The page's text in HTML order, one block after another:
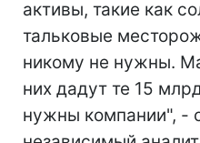
активы, такие как
тальковые
никому не нужны.
них дадут те 15
нужны компании", -